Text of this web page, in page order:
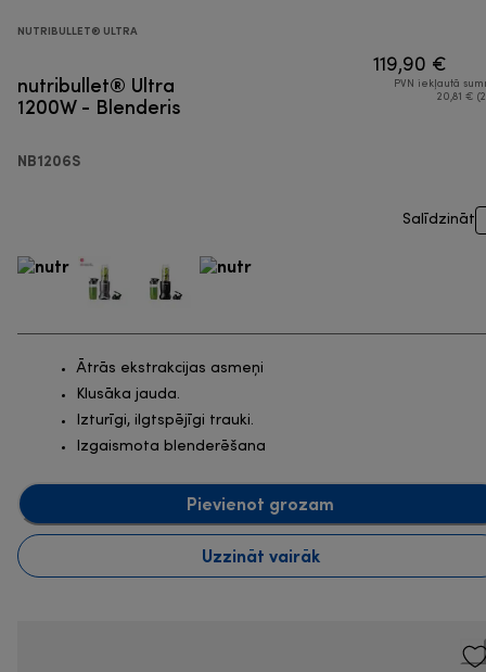
NUTRIBULLET® ULTRA
nutribullet® Ultra
1200W - Blenderis
NB1206S
119,90 €
PVN iekļautā
20,81 €
Salīdzināt
Ātrās ekstrakcijas asmeņi
Klusāka jauda.
Izturīgi, ilgtspējīgi trauki.
Izgaismota blenderēšana
Pievienot grozam
Uzzināt vairāk